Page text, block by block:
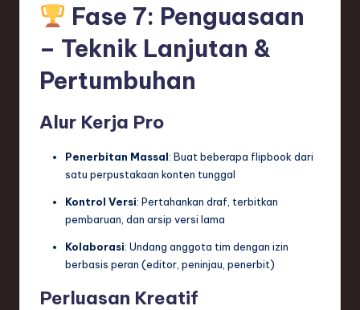
Fase 7: Penguasaan
– Teknik Lanjutan &
Pertumbuhan
Alur Kerja Pro
Penerbitan Massal: Buat beberapa flipbook dari
satu perpustakaan konten tunggal
Kontrol Versi: Pertahankan draf, terbitkan
pembaruan, dan arsip versi lama
Kolaborasi: Undang anggota tim dengan izin
berbasis peran (editor, peninjau, penerbit)
Perluasan Kreatif